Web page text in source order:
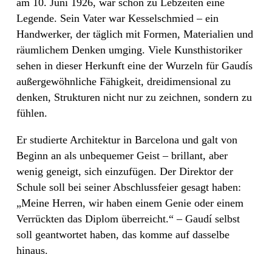
Legende. Sein Vater war Kesselschmied – ein
Handwerker, der täglich mit Formen, Materialien und
räumlichem Denken umging. Viele Kunsthistoriker
sehen in dieser Herkunft eine der Wurzeln für Gaudís
außergewöhnliche Fähigkeit, dreidimensional zu
denken, Strukturen nicht nur zu zeichnen, sondern zu
fühlen.
Er studierte Architektur in Barcelona und galt von
Beginn an als unbequemer Geist – brillant, aber
wenig geneigt, sich einzufügen. Der Direktor der
Schule soll bei seiner Abschlussfeier gesagt haben:
„Meine Herren, wir haben einem Genie oder einem
Verrückten das Diplom überreicht.“ – Gaudí selbst
soll geantwortet haben, das komme auf dasselbe
hinaus.